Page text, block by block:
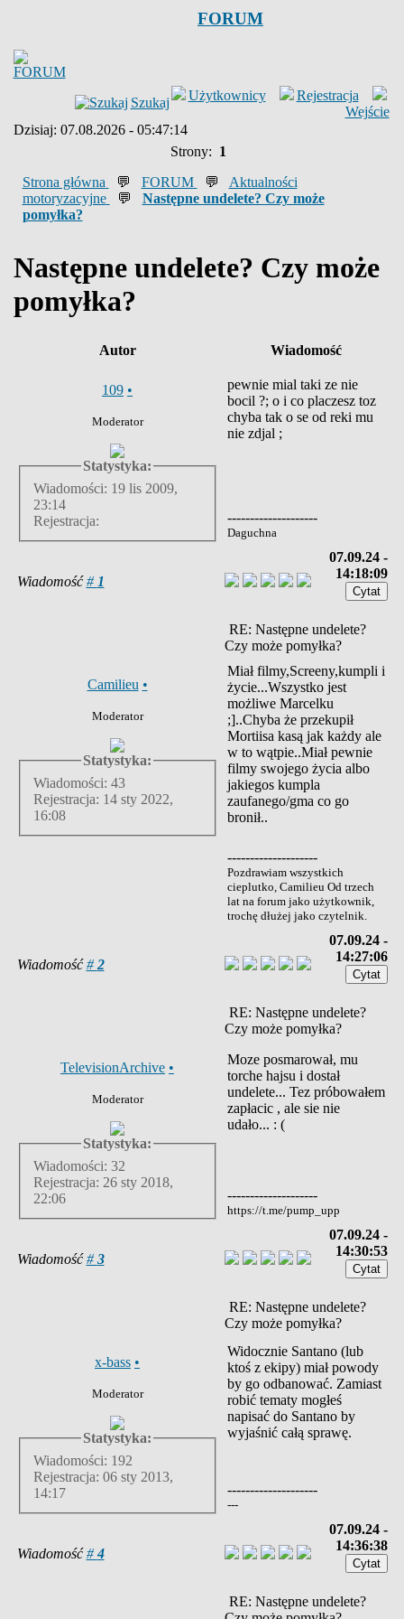
FORUM
Szukaj Użytkownicy
Rejestracja
Wejście
Dzisiaj: 07.08.2026 - 05:47:14
Strony: 1
Strona główna
💬 FORUM 💬 Aktualności
motoryzacyjne
💬 Następne undelete? Czy może
pomyłka?
Następne undelete? Czy może
pomyłka?
Autor Wiadomość
109 •
Moderator
Statystyka:
Wiadomości: 19 lis 2009,
23:14
Rejestracja:
pewnie mial taki ze nie
bocil ?; o i co placzesz toz
chyba tak o se od reki mu
nie zdjal ;
--------------------
Daguchna
Wiadomość# 1
07.09.24 -
14:18:09
RE: Następne undelete?
Czy może pomyłka?
Camilieu •
Moderator
Statystyka:
Wiadomości: 43
Rejestracja: 14 sty 2022,
16:08
Miał filmy,Screeny,kumpli i
życie...Wszystko jest
możliwe Marcelku
;]..Chyba że przekupił
Mortiisa kasą jak każdy ale
w to wątpie..Miał pewnie
filmy swojego życia albo
jakiegos kumpla
zaufanego/gma co go
bronił..
--------------------
Pozdrawiam wszystkich
cieplutko, Camilieu Od trzech
lat na forum jako użytkownik,
trochę dłużej jako czytelnik.
Wiadomość#2
07.09.24 -
14:27:06
RE: Następne undelete?
Czy może pomyłka?
TelevisionArchive •
Moderator
Statystyka:
Wiadomości: 32
Rejestracja: 26 sty 2018,
22:06
Moze posmarował, mu
torche hajsu i dostał
undelete... Tez próbowałem
zapłacic , ale sie nie
udało... : (
--------------------
https://t.me/pump_upp
Wiadomość#3
07.09.24 -
14:30:53
RE: Następne undelete?
Czy może pomyłka?
x-bass •
Moderator
Statystyka:
Wiadomości: 192
Rejestracja: 06 sty 2013,
14:17
Widocznie Santano (lub
ktoś z ekipy) miał powody
by go odbanować. Zamiast
robić tematy mogłeś
napisać do Santano by
wyjaśnić całą sprawę.
--------------------
---
Wiadomość#4
07.09.24 -
14:36:38
RE: Następne undelete?